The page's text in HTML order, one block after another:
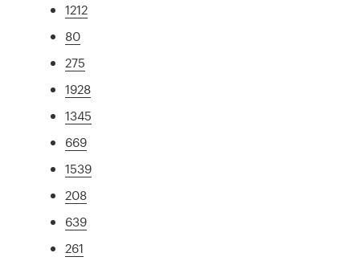
1212
80
275
1928
1345
669
1539
208
639
261